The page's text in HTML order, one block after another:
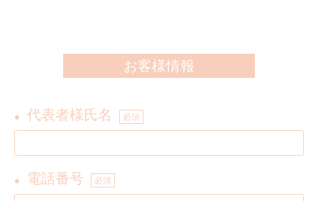
お客様情報
● 代表者様氏名 必須
● 電話番号 必須